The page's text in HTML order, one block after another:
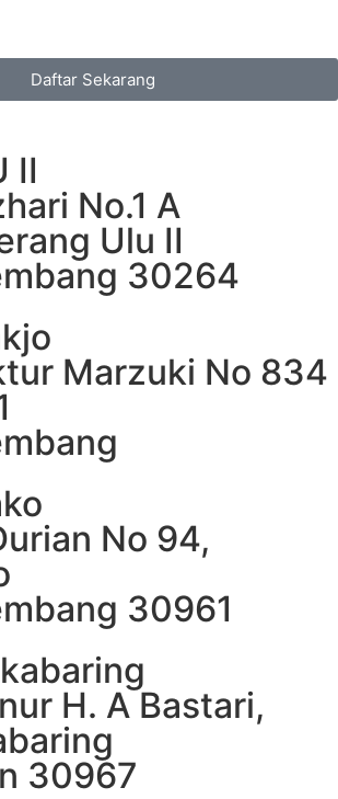
Daftar Sekarang
II
No.1 A
Ulu II
30264
Marzuki No 834
No 94,
30961
H. A Bastari,
30967